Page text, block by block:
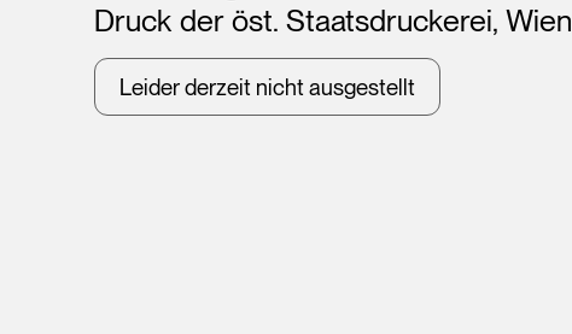
Druck der öst. Staatsdruckerei, Wien
Leider derzeit nicht ausgestellt